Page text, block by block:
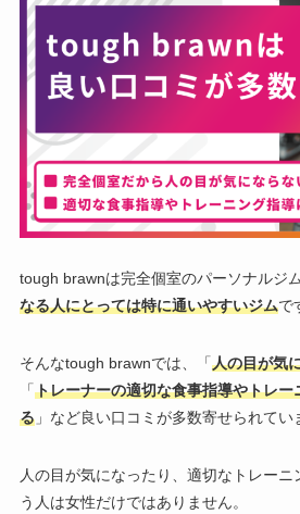
tough brawnは完全個室のパーソナルジム
なる人にとっては特に通いやすいジムで
そんなtough brawnでは、「人の目が気
「トレーナーの適切な食事指導やトレー
る」など良い口コミが多数寄せられてい
人の目が気になったり、適切なトレー
う人は女性だけではありません。